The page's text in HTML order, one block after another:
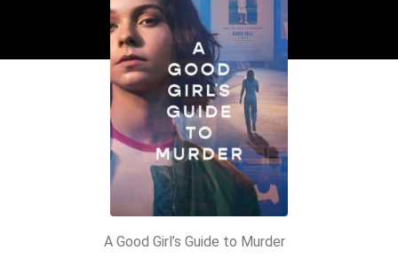
A Good Girl’s Guide to Murder